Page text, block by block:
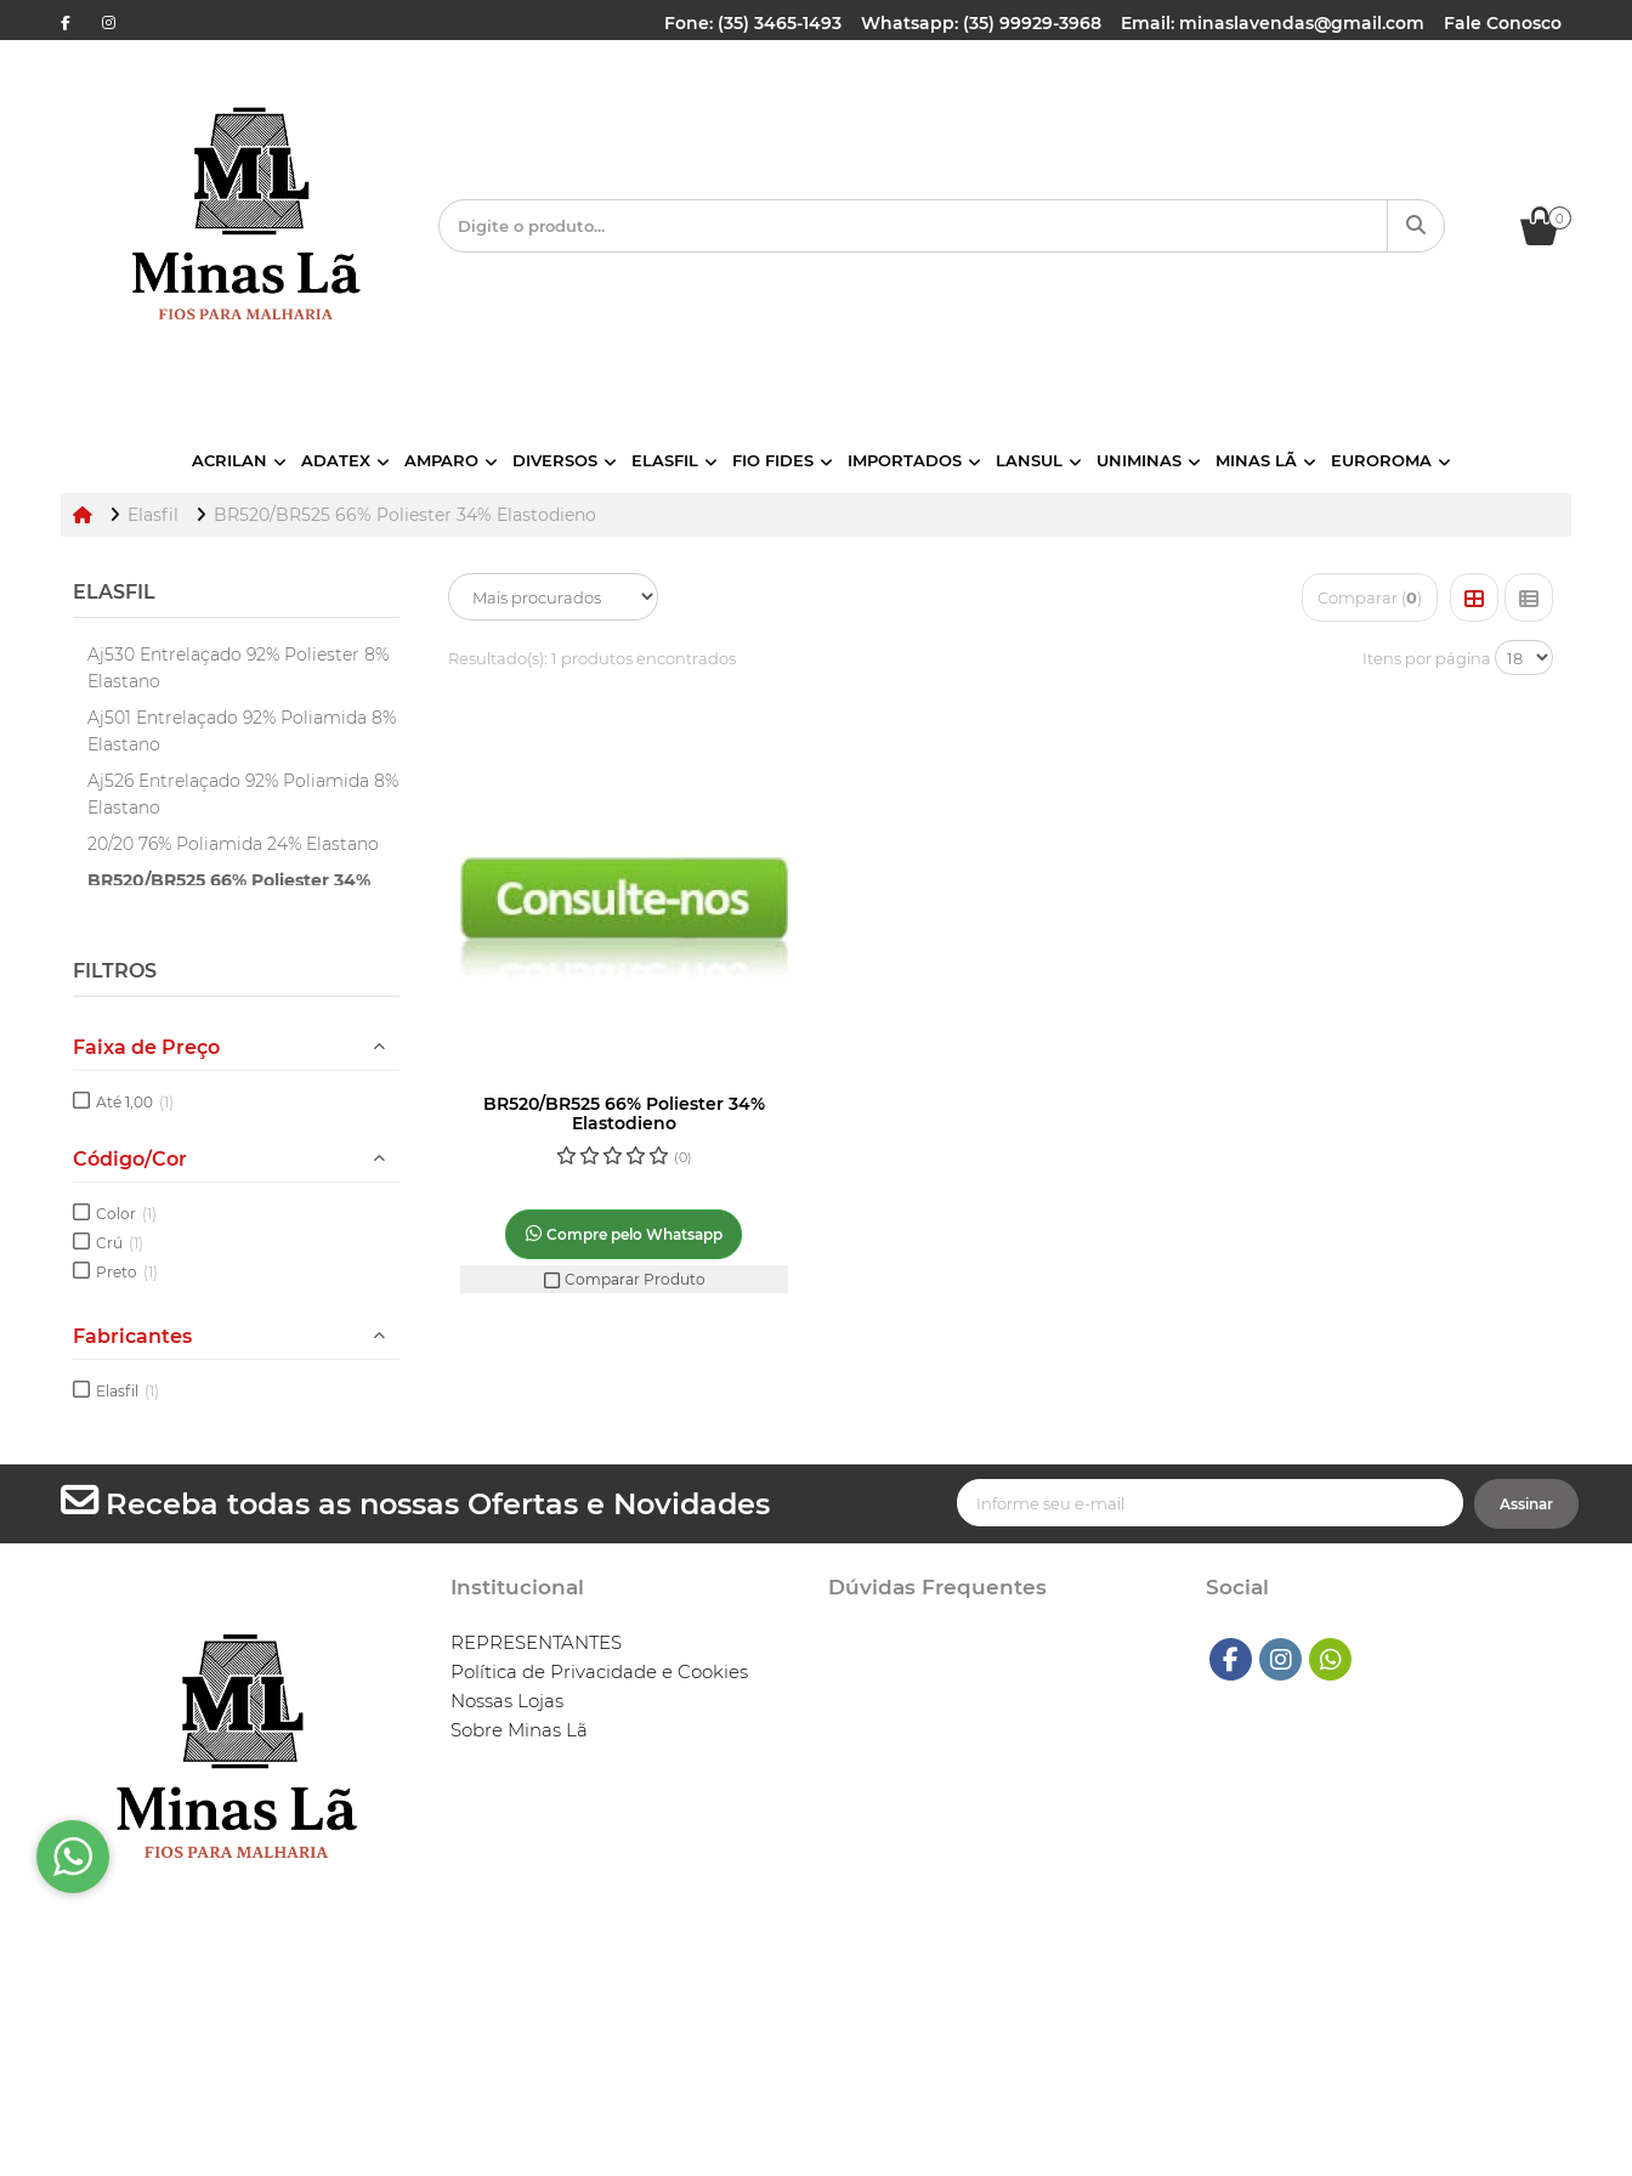
Fone: (35) 3465-1493 Whatsapp: (35) 99929-3968 Email: minaslavendas@gmail.com Fale Conosco
0
ACRILAN ADATEX AMPARO DIVERSOS ELASFIL FIO FIDES IMPORTADOS LANSUL UNIMINAS MINAS LÃ EUROROMA
Elasfil BR520/BR525 66% Poliester 34% Elastodieno
ELASFIL
Aj530 Entrelaçado 92% Poliester 8%
Elastano
Aj501 Entrelaçado 92% Poliamida 8%
Elastano
Aj526 Entrelaçado 92% Poliamida 8%
Elastano
20/20 76% Poliamida 24% Elastano
BR520/BR525 66% Poliester 34%
Aj530
FILTROS
Faixa de Preço
Até 1,00 (1)
Código/Cor
Color (1)
Crú (1)
Preto (1)
Fabricantes
Elasfil (1)
Comparar (0)
Resultado(s): 1 produtos encontrados Itens por página
BR520/BR525 66% Poliester 34%
Elastodieno
(0)
Compre pelo Whatsapp
Comparar Produto
Receba todas as nossas Ofertas e Novidades Assinar
Institucional
REPRESENTANTES
Política de Privacidade e Cookies
Nossas Lojas
Sobre Minas Lã
Dúvidas Frequentes Social